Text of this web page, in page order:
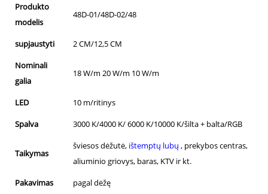
Produkto
modelis
48D-01/48D-02/48
supjaustyti
2 CM/12,5 CM
Nominali
galia
18 W/m 20 W/m 10 W/m
LED
10 m/ritinys
Spalva
3000 K/4000 K/ 6000 K/10000 K/šilta + balta/RGB
Taikymas
šviesos dėžutė, ištemptų lubų , prekybos centras,
aliuminio griovys, baras, KTV ir kt.
Pakavimas
pagal dėžę